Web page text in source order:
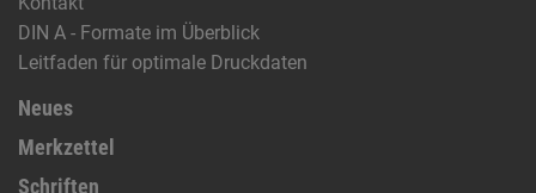
DIN A - Formate im Überblick
Leitfaden für optimale Druckdaten
Neues
Merkzettel
Schriften